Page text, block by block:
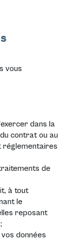
vous
dans la
contrat ou au
réglementaires
de
à tout
le
reposant
données